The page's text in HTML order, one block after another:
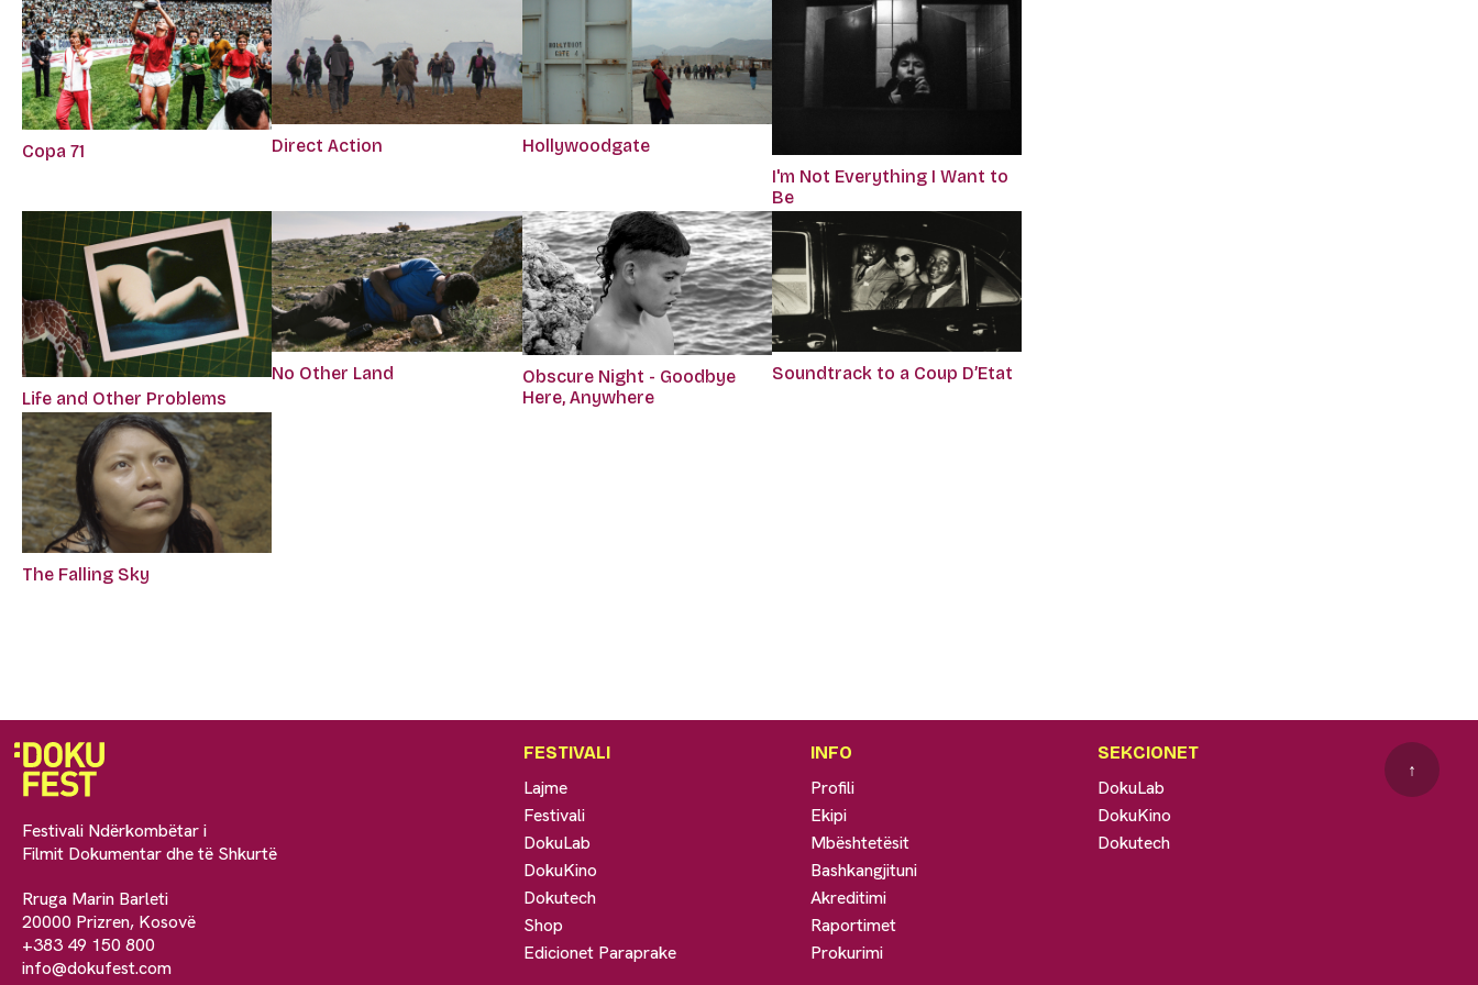
Copa 71 Direct Action
Hollywoodgate
I'm Not Everything I Want to
Be
Life and Other Problems
No Other Land
Obscure Night - Goodbye
Here, Anywhere
Soundtrack to a Coup D’Etat
The Falling Sky
Festivali Ndërkombëtar i
Filmit Dokumentar dhe të Shkurtë
Rruga Marin Barleti
20000 Prizren, Kosovë
+383 49 150 800
info@dokufest.com
FESTIVALI
Lajme
Festivali
DokuLab
DokuKino
Dokutech
Shop
Edicionet Paraprake
INFO
Profili
Ekipi
Mbështetësit
Bashkangjituni
Akreditimi
Raportimet
Prokurimi
SEKCIONET
DokuLab
DokuKino
Dokutech
↑